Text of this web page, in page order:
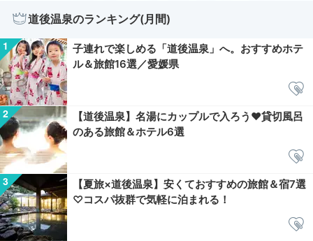
道後温泉のランキング(月間)
子連れで楽しめる「道後温泉」へ。おすすめホテ
ル＆旅館16選／愛媛県
【道後温泉】名湯にカップルで入ろう❤貸切風呂
のある旅館＆ホテル6選
【夏旅×道後温泉】安くておすすめの旅館＆宿7選
♡コスパ抜群で気軽に泊まれる！